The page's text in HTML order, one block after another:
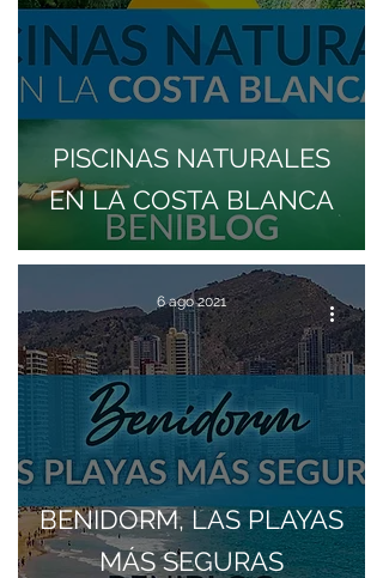
PISCINAS NATURALES
EN LA COSTA BLANCA
BENIDORM, LAS PLAYAS
MÁS SEGURAS
6 ago 2021